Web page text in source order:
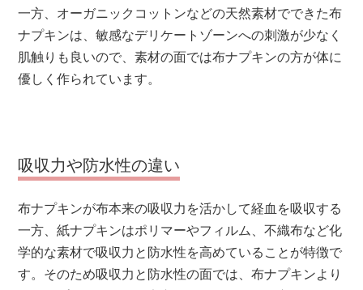
一方、オーガニックコットンなどの天然素材でできた布
ナプキンは、敏感なデリケートゾーンへの刺激が少なく
肌触りも良いので、素材の面では布ナプキンの方が体に
優しく作られています。
吸収力や防水性の違い
布ナプキンが布本来の吸収力を活かして経血を吸収する
一方、紙ナプキンはポリマーやフィルム、不織布など化
学的な素材で吸収力と防水性を高めていることが特徴で
す。そのため吸収力と防水性の面では、布ナプキンより